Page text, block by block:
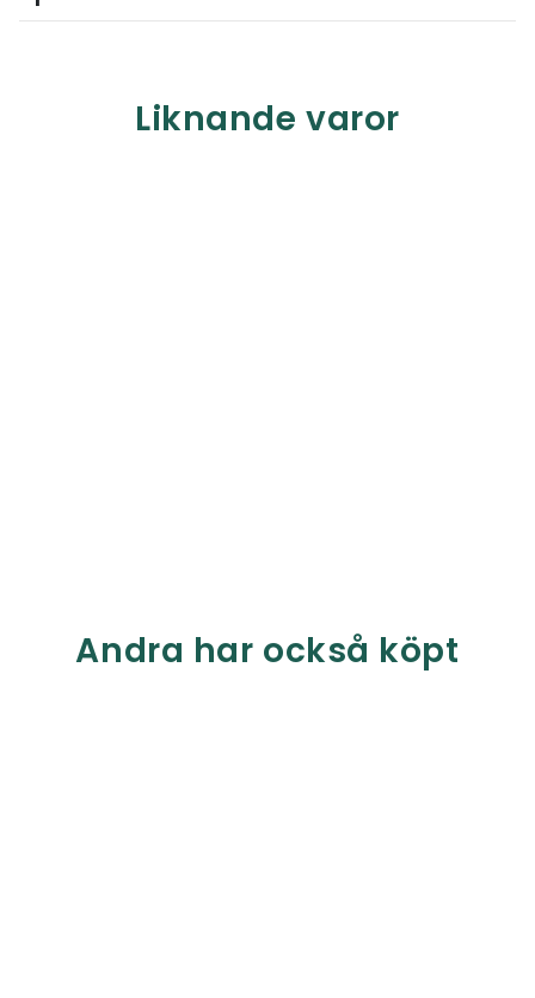
Liknande varor
Andra har också köpt